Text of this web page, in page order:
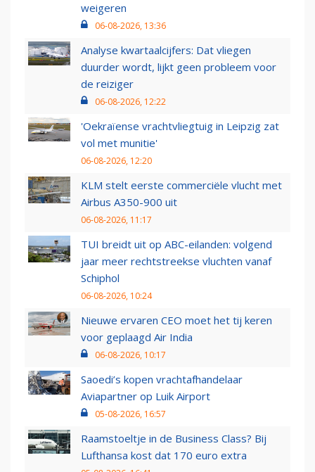
weigeren
06-08-2026, 13:36
Analyse kwartaalcijfers: Dat vliegen
duurder wordt, lijkt geen probleem voor
de reiziger
06-08-2026, 12:22
'Oekraïense vrachtvliegtuig in Leipzig zat
vol met munitie'
06-08-2026, 12:20
KLM stelt eerste commerciële vlucht met
Airbus A350-900 uit
06-08-2026, 11:17
TUI breidt uit op ABC-eilanden: volgend
jaar meer rechtstreekse vluchten vanaf
Schiphol
06-08-2026, 10:24
Nieuwe ervaren CEO moet het tij keren
voor geplaagd Air India
06-08-2026, 10:17
Saoedi’s kopen vrachtafhandelaar
Aviapartner op Luik Airport
05-08-2026, 16:57
Raamstoeltje in de Business Class? Bij
Lufthansa kost dat 170 euro extra